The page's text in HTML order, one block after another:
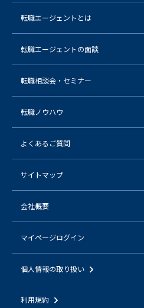
転職エージェントとは
転職エージェントの面談
転職相談会・セミナー
転職ノウハウ
よくあるご質問
サイトマップ
会社概要
マイページログイン
個人情報の取り扱い
利用規約